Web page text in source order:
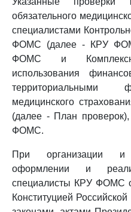
обязательного
специалистами
ФОМС (далее - КРУ
ФОМС и
использования
территориальными
медицинского
(далее - План
ФОМС.
При организации и
оформлении и
специалисты КРУ ФОМС
Конституцией